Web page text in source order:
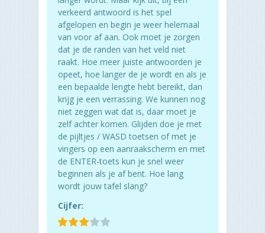
verkeerd antwoord is het spel
afgelopen en begin je weer helemaal
van voor af aan. Ook moet je zorgen
dat je de randen van het veld niet
raakt. Hoe meer juiste antwoorden je
opeet, hoe langer de je wordt en als je
een bepaalde lengte hebt bereikt, dan
krijg je een verrassing. We kunnen nog
niet zeggen wat dat is, daar moet je
zelf achter komen. Glijden doe je met
de pijltjes / WASD toetsen of met je
vingers op een aanraakscherm en met
de ENTER-toets kun je snel weer
beginnen als je af bent. Hoe lang
wordt jouw tafel slang?
Cijfer: